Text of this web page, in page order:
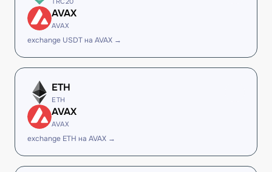
AVAX
AVAX
exchange USDT на AVAX →
ETH
ETH
AVAX
AVAX
exchange ETH на AVAX →